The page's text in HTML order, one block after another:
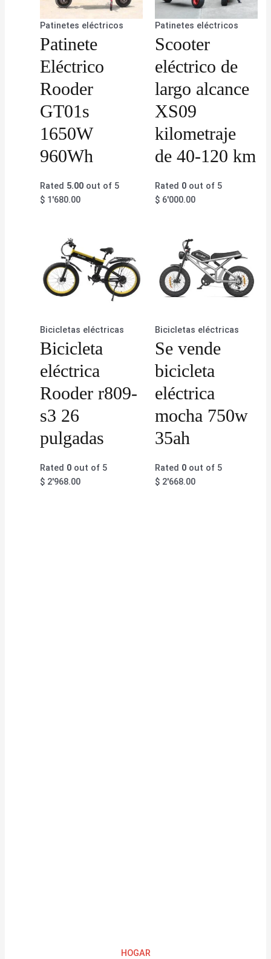
Patinetes eléctricos
Patinete
Eléctrico
Rooder
GT01s
1650W
960Wh
Rated 5.00 out of 5
$ 1'680.00
Patinetes eléctricos
Scooter
eléctrico de
largo alcance
XS09
kilometraje
de 40-120 km
Rated 0out of 5
$6'000.00
Bicicletas eléctricas
Bicicleta
eléctrica
Rooder r809-
s3 26
pulgadas
Rated 0 out of 5
$ 2'968.00
Bicicletas eléctricas
Se vende
bicicleta
eléctrica
mocha 750w
35ah
Rated 0out of 5
$2'668.00
HOGAR